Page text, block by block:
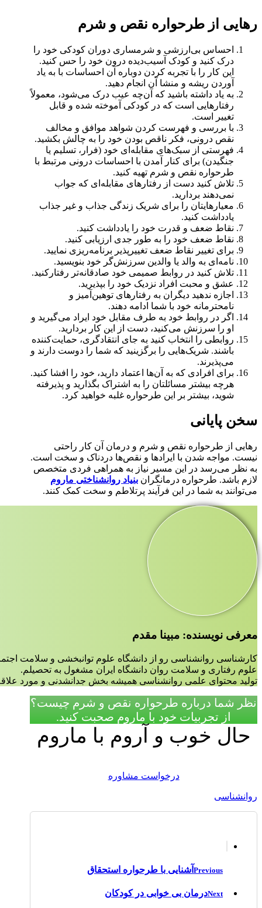
رهایی از طرحواره نقص و شرم
احساس بی‌ارزشی و شرمساری دوران کودکی خود را
درک کنید و کودک آسیب‌دیده درون خود را حس کنید.
این کار را با تجربه کردن دوباره آن احساسات با به یاد
آوردن ریشه و منشا آن انجام دهید.
به یاد داشته باشید که آن‌چه عیب درک می‌شود، معمولاً
رفتارهایی است که در کودکی آموخته شده و قابل
تغییر است.
با بررسی و فهرست کردن شواهد موافق و مخالف
نقص درونی، فکر ناقص بودن خود را به چالش بکشید.
فهرستی از سبک‌های مقابله‌ای خود (فرار، تسلیم یا
جنگیدن) برای کنار آمدن با احساسات درونی مرتبط با
طرحواره نقص و شرم تهیه کنید.
تلاش کنید دست از رفتارهای مقابله‌ای که جواب
نمی‌دهند بردارید.
معیارهایتان را برای شریک زندگی جذاب و غیر جذاب
یادداشت کنید.
نقاط ضعف و قدرت خود را یادداشت کنید.
نقاط ضعف خود را به طور جدی ارزیابی کنید.
برای تغییر نقاط ضعف تغییرپذیر برنامه‌ریزی نمایید.
نامه‌ای به والد یا والدین سرزنش‌گر خود بنویسید.
تلاش کنید در روابط صمیمی خود صادقانه‌تر رفتارکنید.
عشق و محبت افراد نزدیک خود را بپذیرید.
اجازه ندهید دیگران به رفتارهای توهین‌آمیز و
نامحترمانه خود با شما ادامه دهند.
اگر در روابط خود به طرف مقابل خود ایراد می‌گیرید و
او را سرزنش می‌کنید، دست از این کار بردارید.
روابطی را انتخاب کنید به جای انتقادگری، حمایت‌کننده
باشند. شریک‌هایی را برگزینید که شما را دوست دارند و
می‌پذیرند.
برای افرادی که به آن‌ها اعتماد دارید، خود را افشا کنید.
هرچه بیشتر مسائلتان را به اشتراک بگذارید و پذیرفته
شوید، بیشتر بر این طرحواره غلبه خواهید کرد.
سخن پایانی
رهایی از طرحواره نقص و شرم و درمان آن کار راحتی
نیست. مواجه شدن با ایرادها و نقص‌ها دردناک و سخت است.
به نظر می‌رسد در این مسیر نیاز به همراهی فردی متخصص
لازم باشد. طرحواره‌ درمانگران بنیاد روانشناختی ماروم
می‌توانند به شما در این فرآیند پرتلاطم و سخت کمک کنند.
معرفی نویسنده: مبینا مقدم
کارشناسی روانشناسی رو از دانشگاه علوم توانبخشی و سلامت
علوم رفتاری و سلامت روان دانشگاه ایران مشغول به تحصیلم.
تولید محتوای علمی روانشناسی همیشه بخش جدانشدنی و مورد
نظر شما درباره طرحواره نقص و شرم چیست؟
از تجربیات خود با ماروم صحبت کنید.
حال خوب و آروم با ماروم
درخواست مشاوره
روانشناسی
Previous آشنایی با طرحواره استحقاق
Nextدرمان بی خوابی در کودکان